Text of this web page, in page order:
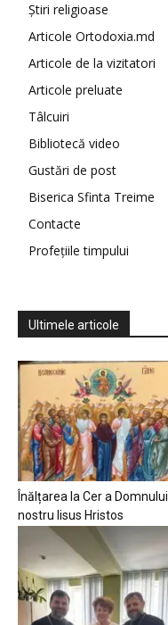
Știri religioase
Articole Ortodoxia.md
Articole de la vizitatori
Articole preluate
Tâlcuiri
Bibliotecă video
Gustări de post
Biserica Sfinta Treime
Contacte
Profețiile timpului
Ultimele articole
Înălțarea la Cer a Domnului
nostru Iisus Hristos